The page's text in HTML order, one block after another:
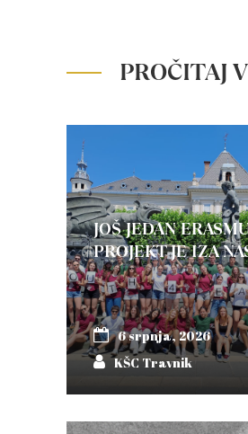
PROČITAJ
JOŠ JEDAN
PROJEKT JE IZA
6 srpnja, 2026
KŠC Travnik